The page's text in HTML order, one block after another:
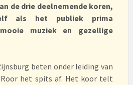
de drie deelnemende koren,
als het publiek prima
muziek en gezellige
beten onder leiding van
het spits af. Het koor telt